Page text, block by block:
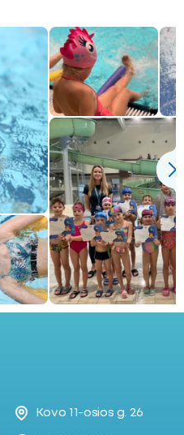
Kovo 11-osios g. 26